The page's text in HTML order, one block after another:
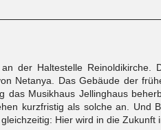
der Haltestelle Reinoldikirche.
Netanya. Das Gebäude der
das Musikhaus Jellinghaus
kurzfristig als solche an. Und
Hier wird in die Zukunft